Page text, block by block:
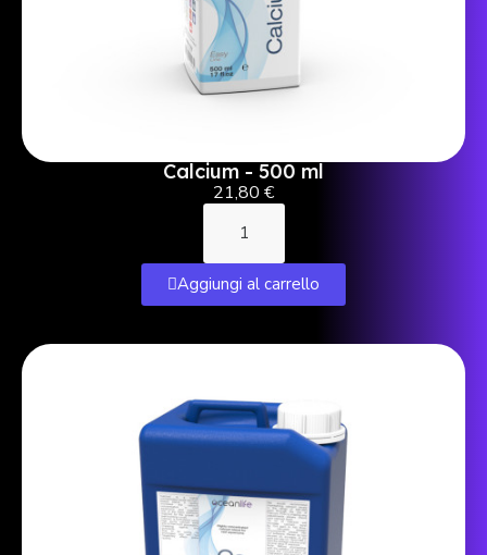
Calcium - 500 ml
21,80 €
Aggiungi al carrello